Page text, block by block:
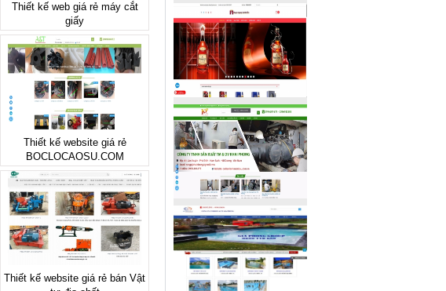
Thiết kế web giá rẻ máy cắt
giấy
Thiết kế website giá rẻ
BOCLOCAOSU.COM
Thiết kế website giá rẻ bán Vật